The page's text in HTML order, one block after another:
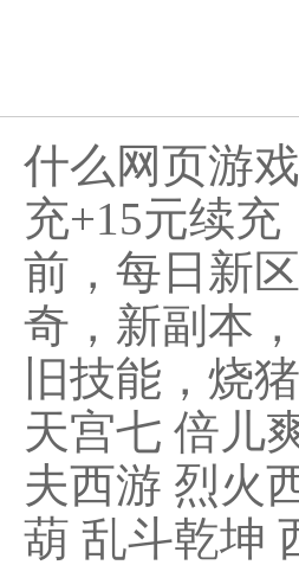
什么网页游
充+15元续充
前，每日新
奇，新副本
旧技能，烧
天宫七 倍儿
夫西游 烈火
葫 乱斗乾坤